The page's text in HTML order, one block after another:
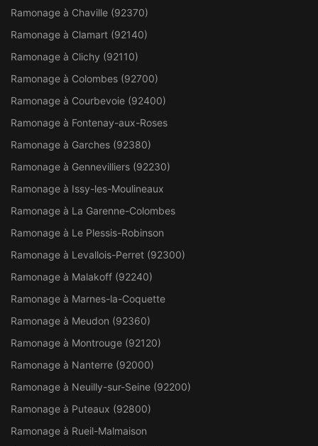
Ramonage à Chaville (92370)
Ramonage à Clamart (92140)
Ramonage à Clichy (92110)
Ramonage à Colombes (92700)
Ramonage à Courbevoie (92400)
Ramonage à Fontenay-aux-Roses
Ramonage à Garches (92380)
Ramonage à Gennevilliers (92230)
Ramonage à Issy-les-Moulineaux
Ramonage à La Garenne-Colombes
Ramonage à Le Plessis-Robinson
Ramonage à Levallois-Perret (92300)
Ramonage à Malakoff (92240)
Ramonage à Marnes-la-Coquette
Ramonage à Meudon (92360)
Ramonage à Montrouge (92120)
Ramonage à Nanterre (92000)
Ramonage à Neuilly-sur-Seine (92200)
Ramonage à Puteaux (92800)
Ramonage à Rueil-Malmaison